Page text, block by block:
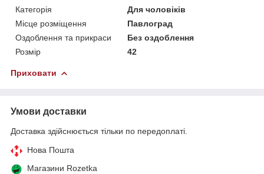
Категорія
Для чоловіків
Місце розміщення
Павлоград
Оздоблення та прикраси
Без оздоблення
Розмір
42
Приховати
Умови доставки
Доставка здійснюється тільки по передоплаті.
Нова Пошта
Магазини Rozetka